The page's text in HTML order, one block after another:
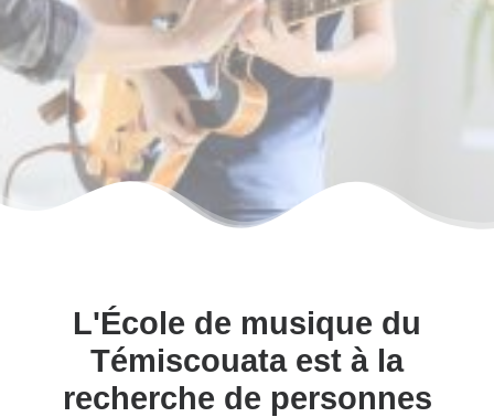
L'École de musique du
Témiscouata est à la
recherche de personnes